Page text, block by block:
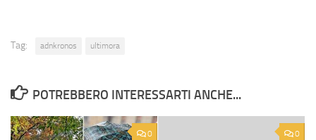
Tag: adnkronos ultimora
POTREBBERO INTERESSARTI ANCHE...
0 0